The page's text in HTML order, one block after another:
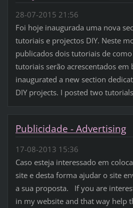
28-07-2015 21:56
Foi hoje inaugurada uma nova
tutoriais e projectos DIY. Neste
publicados dois tutoriais de como
tutoriais serão acrescentados
inaugurated a new section
DIY projects. I posted two
Publicidade - Advertising
17-08-2013 15:36
Caso esteja interessado em
site e desta forma ajudar o site
a sua proposta. If you are
in my website and that way help